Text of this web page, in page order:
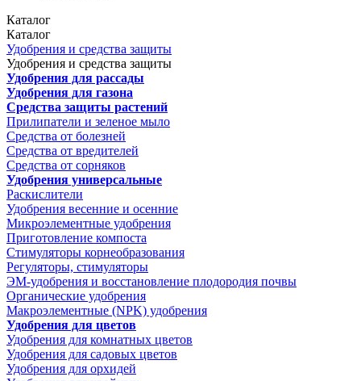
Каталог
Каталог
Удобрения и средства защиты
Удобрения и средства защиты
Удобрения для рассады
Удобрения для газона
Средства защиты растений
Прилипатели и зеленое мыло
Средства от болезней
Средства от вредителей
Средства от сорняков
Удобрения универсальные
Раскислители
Удобрения весенние и осенние
Микроэлементные удобрения
Приготовление компоста
Стимуляторы корнеобразования
Регуляторы, стимуляторы
ЭМ-удобрения и восстановление плодородия почвы
Органические удобрения
Макроэлементные (NPK) удобрения
Удобрения для цветов
Удобрения для комнатных цветов
Удобрения для садовых цветов
Удобрения для орхидей